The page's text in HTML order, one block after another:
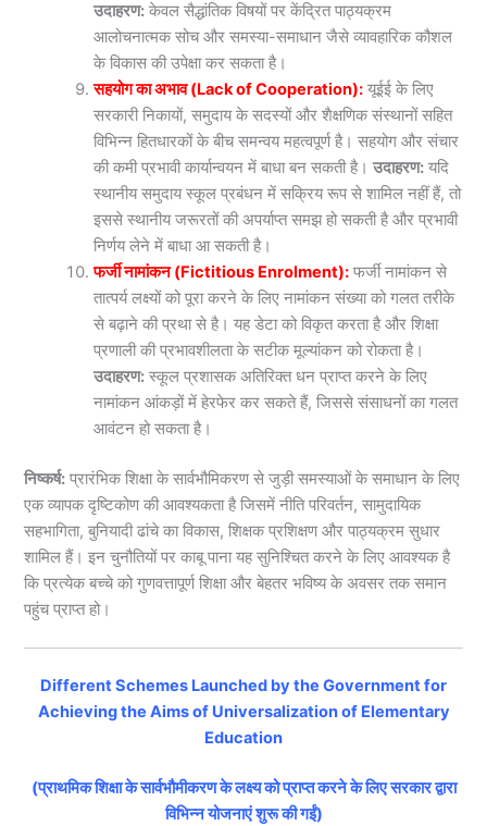
उदाहरण: केवल सैद्धांतिक विषयों पर केंद्रित पाठ्यक्रम
आलोचनात्मक सोच और समस्या-समाधान जैसे व्यावहारिक कौशल
के विकास की उपेक्षा कर सकता है।
सहयोग का अभाव (Lack of Cooperation): यूईई के लिए
सरकारी निकायों, समुदाय के सदस्यों और शैक्षणिक संस्थानों सहित
विभिन्न हितधारकों के बीच समन्वय महत्वपूर्ण है। सहयोग और संचार
की कमी प्रभावी कार्यान्वयन में बाधा बन सकती है।उदाहरण: यदि
स्थानीय समुदाय स्कूल प्रबंधन में सक्रिय रूप से शामिल नहीं हैं, तो
इससे स्थानीय जरूरतों की अपर्याप्त समझ हो सकती है और प्रभावी
निर्णय लेने में बाधा आ सकती है।
फर्जी नामांकन (Fictitious Enrolment): फर्जी नामांकन से
तात्पर्य लक्ष्यों को पूरा करने के लिए नामांकन संख्या को गलत तरीके
से बढ़ाने की प्रथा से है। यह डेटा को विकृत करता है और शिक्षा
प्रणाली की प्रभावशीलता के सटीक मूल्यांकन को रोकता है।
उदाहरण: स्कूल प्रशासक अतिरिक्त धन प्राप्त करने के लिए
नामांकन आंकड़ों में हेरफेर कर सकते हैं, जिससे संसाधनों का गलत
आवंटन हो सकता है।
निष्कर्ष: प्रारंभिक शिक्षा के सार्वभौमिकरण से जुड़ी समस्याओं के समाधान के लिए
एक व्यापक दृष्टिकोण की आवश्यकता है जिसमें नीति परिवर्तन, सामुदायिक
सहभागिता, बुनियादी ढांचे का विकास, शिक्षक प्रशिक्षण और पाठ्यक्रम सुधार
शामिल हैं। इन चुनौतियों पर काबू पाना यह सुनिश्चित करने के लिए आवश्यक है
कि प्रत्येक बच्चे को गुणवत्तापूर्ण शिक्षा और बेहतर भविष्य के अवसर तक समान
पहुंच प्राप्त हो।
Different Schemes Launched by the Government for
Achieving the Aims of Universalization of Elementary
Education
(प्राथमिक शिक्षा के सार्वभौमीकरण के लक्ष्य को प्राप्त करने के लिए सरकार द्वारा
विभिन्न योजनाएं शुरू की गईं)